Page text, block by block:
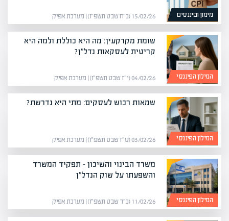
מימון ופיננסים 15/02/26 (כ״ח שבט תשפ״ו) | מערכת אפיק
המילון הפיננסי
שומת מקרקעין: מה היא כוללת ולמה היא
קריטית לעסקאות נדל"ן?
04/02/26 (י״ז שבט תשפ״ו) | מערכת אפיק
המילון הפיננסי
שמאות רכוש לעסקים: מתי היא נדרשת?
03/02/26 (ט״ז שבט תשפ״ו) | מערכת אפיק
המילון הפיננסי
משרד הבינוי והשיכון – תפקיד המשרד
והשפעתו על שוק הנדל"ן
11/02/26 (כ״ד שבט תשפ״ו) | מערכת אפיק